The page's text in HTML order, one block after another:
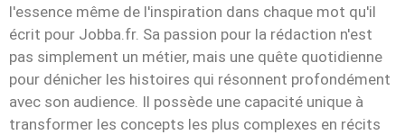
l'essence même de l'inspiration dans chaque mot qu'il
écrit pour Jobba.fr. Sa passion pour la rédaction n'est
pas simplement un métier, mais une quête quotidienne
pour dénicher les histoires qui résonnent profondément
avec son audience. Il possède une capacité unique à
transformer les concepts les plus complexes en récits